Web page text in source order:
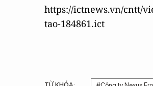
https://ictnews.vn/cntt/
tao-184861.ict